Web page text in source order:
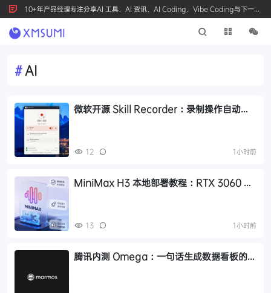
10+年产品经理专注分享AI 工具、AI 资讯、AI Coding、Vibe Coding与下一代
产品创新，按 Ctrl+D 收藏我们
#AI
微软开源 Skill Recorder：录制操作自动生
12 1小时前
MiniMax H3 本地部署教程：RTX 3060 即
13 1小时前
腾讯内测 Omega：一句话生成数据看板的